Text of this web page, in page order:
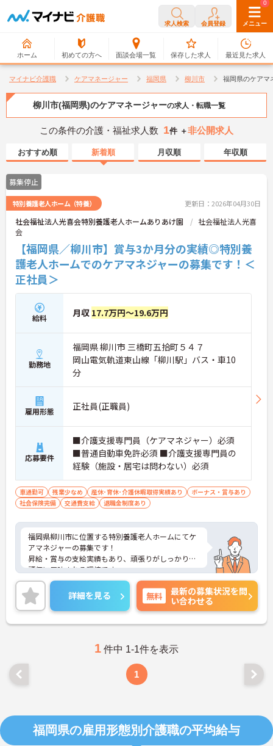
求人検索 会員登録 メニュー
ホーム 初めての方へ 面談会場一覧
0
保存した求人
0
最近見た求人
マイナビ介護職 ケアマネージャー 福岡県 柳川市 福岡県のケアマ
柳川市(福岡県)のケアマネージャーの求人・転職一覧
この条件の介護・福祉求人数 1件 ＋非公開求人
おすすめ順 新着順 月収順 年収順
募集停止
特別養護老人ホーム（特養） 更新日：2026年04月30日
社会福祉法人光喜会特別養護老人ホームありあけ園
社会福祉法人光喜
会
【福岡県／柳川市】賞与3か月分の実績◎特別養
護老人ホームでのケアマネジャーの募集です！＜
正社員＞
給料 月収 17.7万円～19.6万円
勤務地
福岡県 柳川市 三橋町五拾町５４７
岡山電気軌道東山線「柳川駅」バス・車10
分
雇用形態 正社員(正職員)
応募要件
■介護支援専門員（ケアマネジャー）必須
■普通自動車免許必須 ■介護支援専門員の
経験（施設・居宅は問わない）必須
車通勤可 残業少なめ 産休･育休･介護休暇取得実績あり
ボーナス・賞与あり
社会保険完備
交通費支給 退職金制度あり
福岡県柳川市に位置する特別養護老人ホームにてケ
アマネジャーの募集です！
昇給・賞与の支給実績もあり、頑張りがしっかりと
評価に反映される環境です。
ご興味ある方には、面接対策ポイントなど、さらに
詳細をお話しいたしますのでお気軽にご相談くださ
い！
詳細を見る 無料
最新の募集状況を問
い合わせる
1 件中 1-1件を表示
1
福岡県の雇用形態別介護職の平均給与